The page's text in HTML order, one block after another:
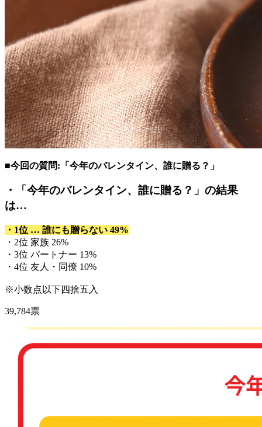
■今回の質問:「今年のバレンタイン、誰に贈る？」
・「今年のバレンタイン、誰に贈る？」 の結果
は…
・1位 … 誰にも贈らない 49%
・2位 家族 26%
・3位 パートナー 13%
・4位 友人・同僚 10%
※小数点以下四捨五入
39,784票